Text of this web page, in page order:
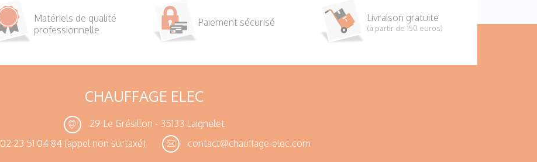
Matériels de qualité
professionnelle
Paiement sécurisé Livraison gratuite
(à partir de 150 euros)
CHAUFFAGE ELEC
29 Le Grésillon - 35133 Laignelet
02 23 51 04 84 (appel non surtaxé) contact@chauffage-elec.com